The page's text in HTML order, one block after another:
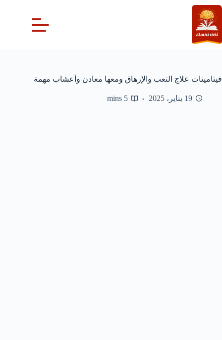
التجاوز
إلى
المحتوى
فيتامينات علاج التعب والإرهاق ومعها معادن وأعشاب مهمة
19 يناير، 2025 5 mins